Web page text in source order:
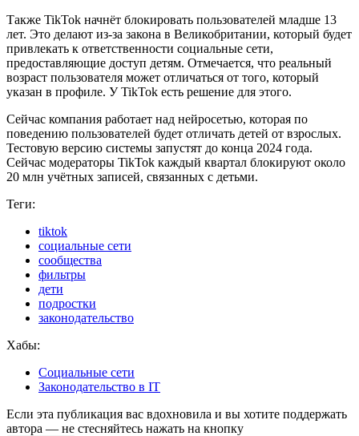
Также TikTok начнёт блокировать пользователей младше 13
лет. Это делают из-за закона в Великобритании, который будет
привлекать к ответственности социальные сети,
предоставляющие доступ детям. Отмечается, что реальный
возраст пользователя может отличаться от того, который
указан в профиле. У TikTok есть решение для этого.
Сейчас компания работает над нейросетью, которая по
поведению пользователей будет отличать детей от взрослых.
Тестовую версию системы запустят до конца 2024 года.
Сейчас модераторы TikTok каждый квартал блокируют около
20 млн учётных записей, связанных с детьми.
Теги:
tiktok
социальные сети
сообщества
фильтры
дети
подростки
законодательство
Хабы:
Социальные сети
Законодательство в IT
Если эта публикация вас вдохновила и вы хотите поддержать
автора — не стесняйтесь нажать на кнопку